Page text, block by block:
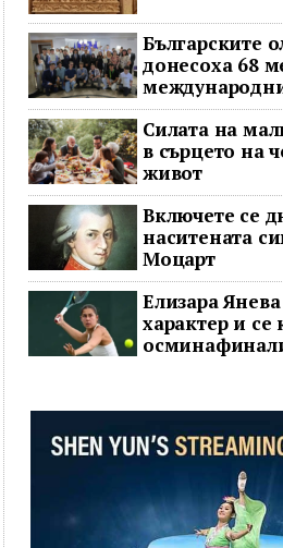
Българските
донесоха 68
Силата на
в сърцето на
живот
Включете се
наситената
Моцарт
Елизара
характер и се